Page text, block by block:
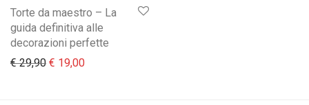
Torte da maestro – La
guida definitiva alle
decorazioni perfette
€29,90 Il prezzo originale era: € 29,90.
€ 19,00Il prezzo attuale è: € 19,00.